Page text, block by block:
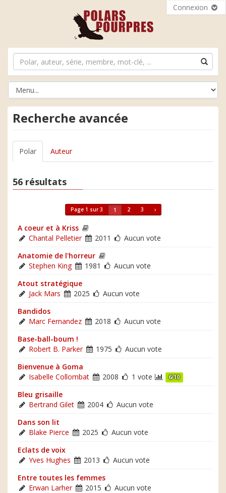
Connexion
Recherche avancée
Polar Auteur
56 résultats
Page 1 sur 3 1 2 3 ›
A coeur et à Kriss
Chantal Pelletier
2011
Aucun vote
Anatomie de l'horreur
Stephen King
1981
Aucun vote
Atout stratégique
Jack Mars
2025
Aucun vote
Bandidos
Marc Fernandez
2018
Aucun vote
Base-ball-boum !
Robert B. Parker
1975
Aucun vote
Bienvenue à Goma
Isabelle Collombat
2008 1 vote 6/10
Bleu grisaille
Bertrand Gilet
2004
Aucun vote
Dans son lit
Blake Pierce
2025
Aucun vote
Eclats de voix
Yves Hughes
2013
Aucun vote
Entre toutes les femmes
Erwan Larher
2015
Aucun vote